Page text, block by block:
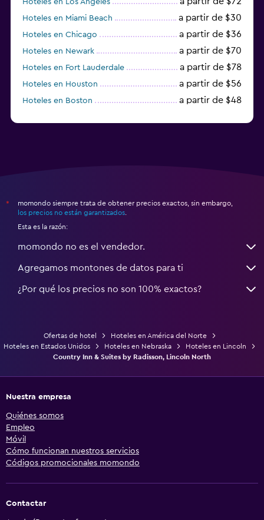
Hoteles en Los Ángeles
Hoteles en Miami Beach a partir de $30
Hoteles en Chicago a partir de $36
Hoteles en Newark a partir de $70
Hoteles en Fort Lauderdale a partir de $78
Hoteles en Houston a partir de $56
Hoteles en Boston a partir de $48
*
momondo siempre trata de obtener precios exactos, sin embargo,
los precios no están garantizados
Esta es la razón:
momondo no es el vendedor.
Agregamos montones de datos para ti
¿Por qué los precios no son 100% exactos?
Ofertas de hotel
Hoteles en América del Norte
Hoteles en Estados Unidos
Hoteles en Nebraska
Hoteles en Lincoln
Country Inn & Suites by Radisson, Lincoln North
Nuestra empresa
Quiénes somos
Empleo
Móvil
Cómo funcionan nuestros servicios
Códigos promocionales momondo
Contactar